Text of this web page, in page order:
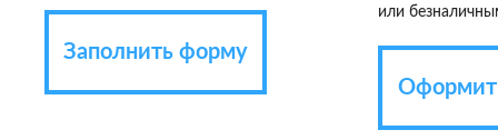
Заполнить форму
или